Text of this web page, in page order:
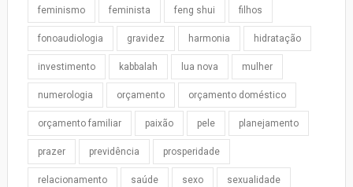
feminismo feminista feng shui filhos
fonoaudiologia gravidez harmonia hidratação
investimento kabbalah lua nova mulher
numerologia orçamento orçamento doméstico
orçamento familiar paixão pele planejamento
prazer previdência prosperidade
relacionamento saúde sexo sexualidade